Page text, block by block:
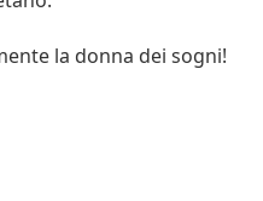
la donna dei sogni!